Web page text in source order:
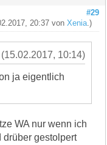
#29
20:37 vonXenia.)
(15.02.2017, 10:14)
ja eigentlich
WA nur wenn ich
drüber gestolpert